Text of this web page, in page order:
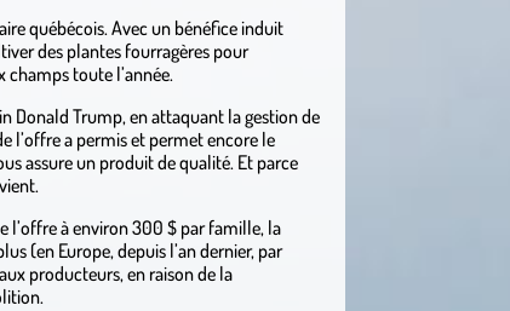
québécois. Avec un bénéfice induit
des plantes fourragères pour
champs toute l’année.
Donald Trump, en attaquant la gestion de
l’offre a permis et permet encore le
assure un produit de qualité. Et parce
l’offre à environ 300 $ par famille, la
(en Europe, depuis l’an dernier, par
producteurs, en raison de la